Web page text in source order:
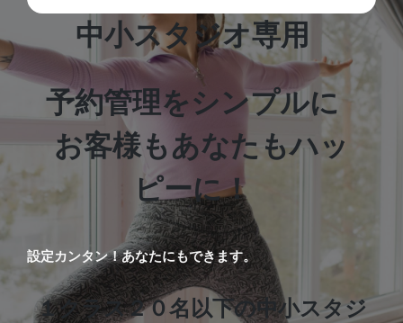
中小スタジオ専用
予約管理をシンプルに
お客様もあなたもハッ
ピーに！
設定カンタン！あなたにもできます。
１クラス２０名以下の中小スタジ